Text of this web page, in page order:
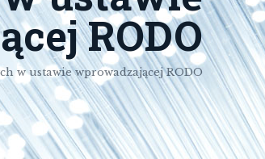
RODO
w ustawie wprowadzającej RODO